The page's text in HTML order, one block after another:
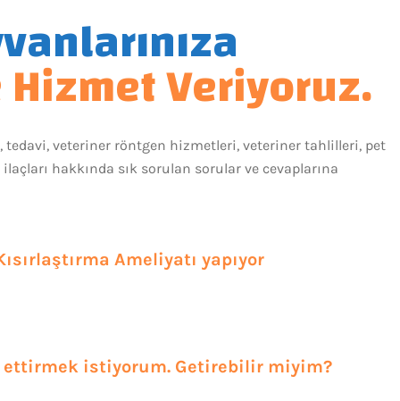
Veriyoruz.
tedavi, veteriner röntgen hizmetleri, veteriner tahlilleri, pet
hakkında sık sorulan sorular ve cevaplarına
Ameliyatı yapıyor
ettirmek istiyorum. Getirebilir miyim?